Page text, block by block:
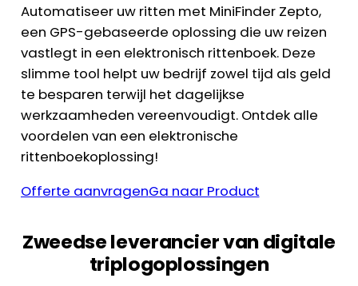
Automatiseer uw ritten met MiniFinder Zepto,
een GPS-gebaseerde oplossing die uw reizen
vastlegt in een elektronisch rittenboek. Deze
slimme tool helpt uw bedrijf zowel tijd als geld
te besparen terwijl het dagelijkse
werkzaamheden vereenvoudigt. Ontdek alle
voordelen van een elektronische
rittenboekoplossing!
Offerte aanvragenGa naar Product
Zweedse leverancier van digitale
triplogoplossingen